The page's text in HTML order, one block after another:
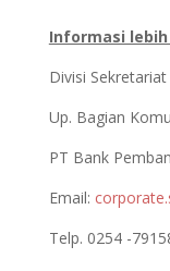
Informasi
Divisi
Up. Bagian
PT Bank
Email:
Telp. 0254 -